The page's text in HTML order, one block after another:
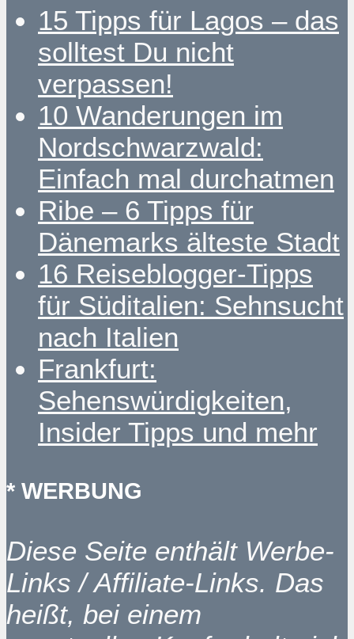
15 Tipps für Lagos – das
solltest Du nicht
verpassen!
10 Wanderungen im
Nordschwarzwald:
Einfach mal durchatmen
Ribe – 6 Tipps für
Dänemarks älteste Stadt
16 Reiseblogger-Tipps
für Süditalien: Sehnsucht
nach Italien
Frankfurt:
Sehenswürdigkeiten,
Insider Tipps und mehr
* WERBUNG
Diese Seite enthält Werbe-
Links / Affiliate-Links. Das
heißt, bei einem